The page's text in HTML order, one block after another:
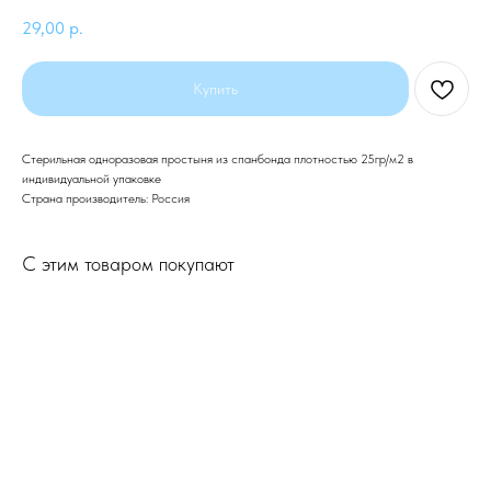
29,00 р.
Купить
Стерильная одноразовая простыня из спанбонда плотностью 25гр/м2 в
индивидуальной упаковке
Страна производитель: Россия
С этим товаром покупают